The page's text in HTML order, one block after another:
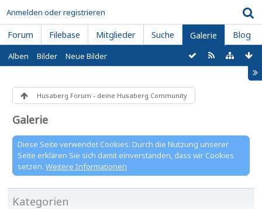
Anmelden oder registrieren
Forum Filebase Mitglieder Suche Galerie Blog
Alben Bilder Neue Bilder
Husaberg Forum - deine Husaberg Community
Galerie
Diese Seite verwendet Cookies. Durch die Nutzung unserer
Seite erklären Sie sich damit einverstanden, dass wir Cookies
setzen. Weitere Informationen
Kategorien